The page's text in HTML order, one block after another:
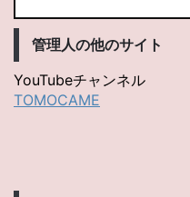
管理人の他のサイト
YouTubeチャンネル
TOMOCAME